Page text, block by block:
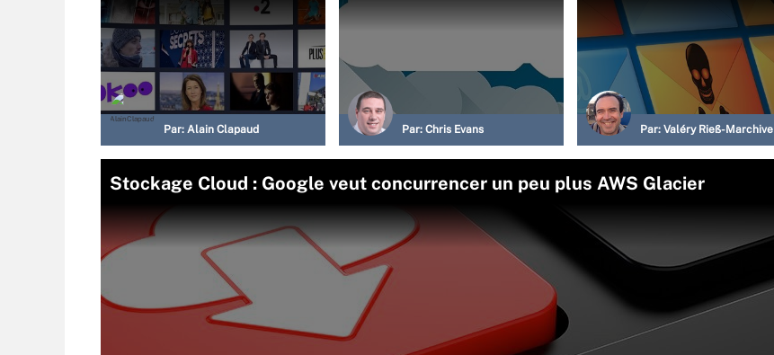
Par: Alain Clapaud Par: Chris Evans Par: Valéry Rieß-Marchive
Stockage Cloud : Google veut concurrencer un peu plus AWS Glacier